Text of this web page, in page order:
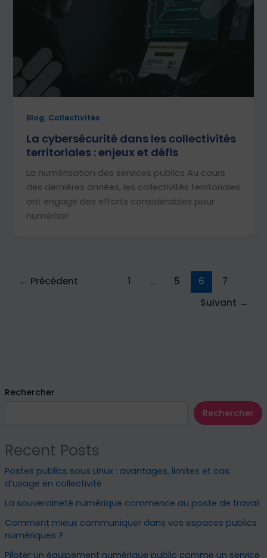
Rechercher
Rechercher
Recent Posts
Postes publics sous Linux : avantages, limites et cas
d’usage en collectivité
La souveraineté numérique commence au poste de travail
Comment mieux communiquer dans vos espaces publics
numériques ?
Piloter un équipement numérique public comme un service
Blog, Collectivités
La cybersécurité dans les collectivités
territoriales : enjeux et défis
La numérisation des services publics Au cours
des dernières années, les collectivités territoriales
ont engagé des efforts considérables pour
numériser
← Précédent 1 … 5 6
7
Suivant →